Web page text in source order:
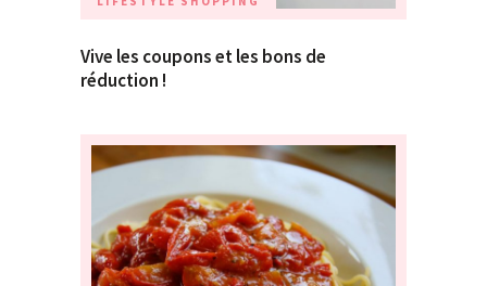
Vive les coupons et les bons de
réduction !